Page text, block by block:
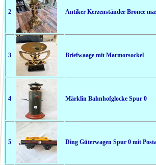
2 Antiker Kerzenständer Bronce
3 Briefwaage mit Marmorsockel
4 Märklin Bahnhofglocke Spur 0
5 Ding Güterwagen Spur 0 mit